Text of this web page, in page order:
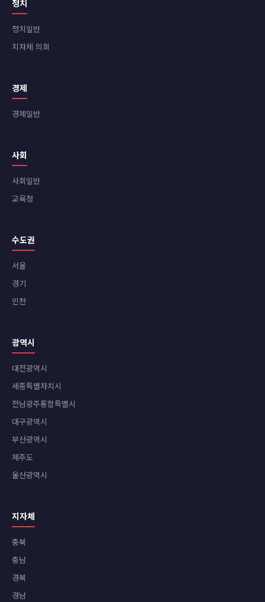
정치
정치일반
지자체 의회
경제
경제일반
사회
사회일반
교육청
수도권
서울
경기
인천
광역시
대전광역시
세종특별자치시
전남광주통합특별시
대구광역시
부산광역시
제주도
울산광역시
지자체
충북
충남
경북
경남